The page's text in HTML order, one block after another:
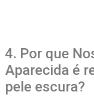
4. Por que
Aparecida é
pele escura?